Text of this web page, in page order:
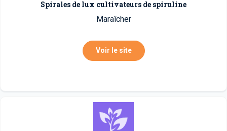
Spirales de lux cultivateurs de spiruline
Maraîcher
Voir le site